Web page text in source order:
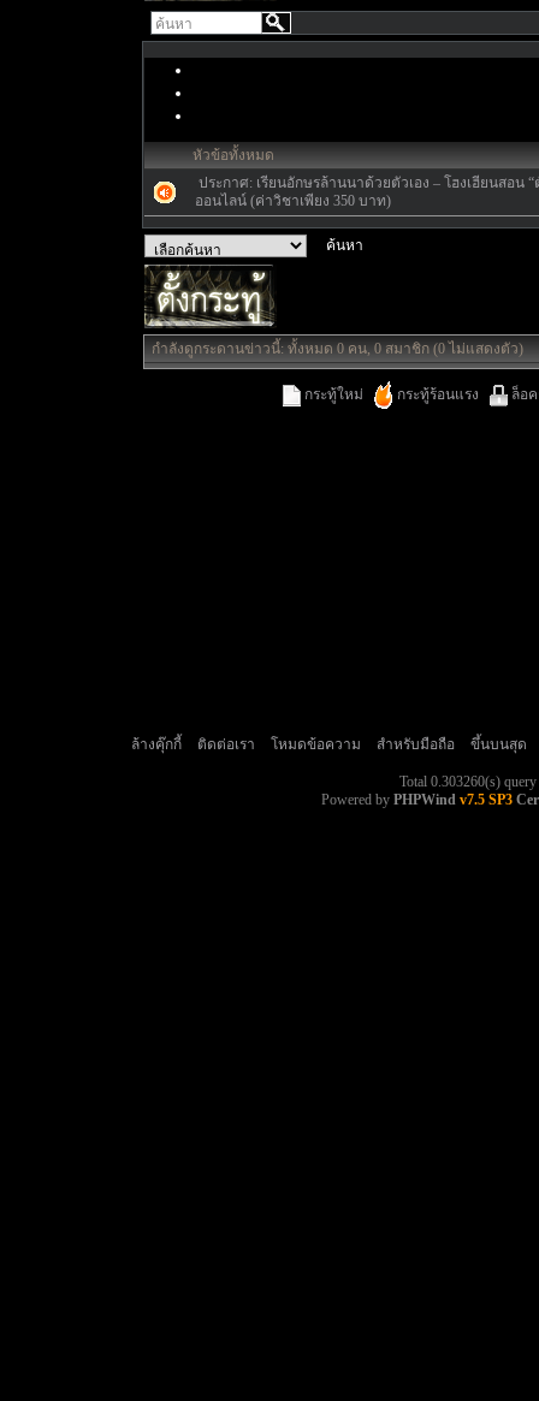
หัวข้อทั้งหมด
ประกาศ: เรียนอักษรล้านนาด้วยตัวเอง – โฮงเฮียนสอน “
ออนไลน์ (ค่าวิชาเพียง 350 บาท)
กำลังดูกระดานข่าวนี้: ทั้งหมด 0 คน, 0 สมาชิก (0 ไม่แสดงตัว)
กระทู้ใหม่ กระทู้ร้อนแรง ล็อ
ล้างคุ๊กกี้ ติดต่อเรา โหมดข้อความ สำหรับมือถือ ขึ้นบนสุด
Total 0.303260(s)
Powered by PHPWind v7.5 SP3